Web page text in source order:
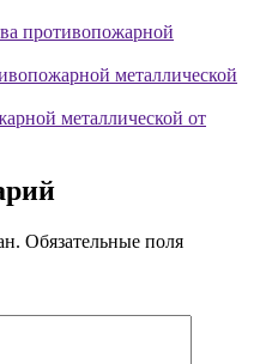
противопожарной
металлической
металлической от
Обязательные поля